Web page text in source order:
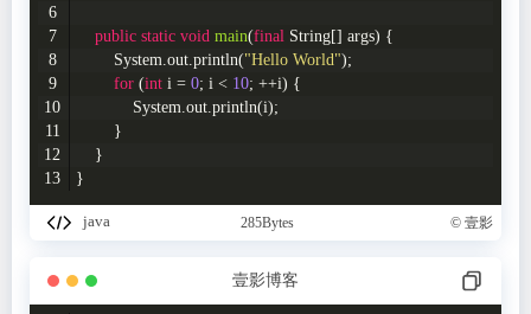
public static void main(final String[] args) {
        System.out.println(
"Hello World");
for (int i = 0; i < 10; ++i) {
            System.out.println(i);
        }
    }
}
java 285Bytes © 壹影
壹影博客